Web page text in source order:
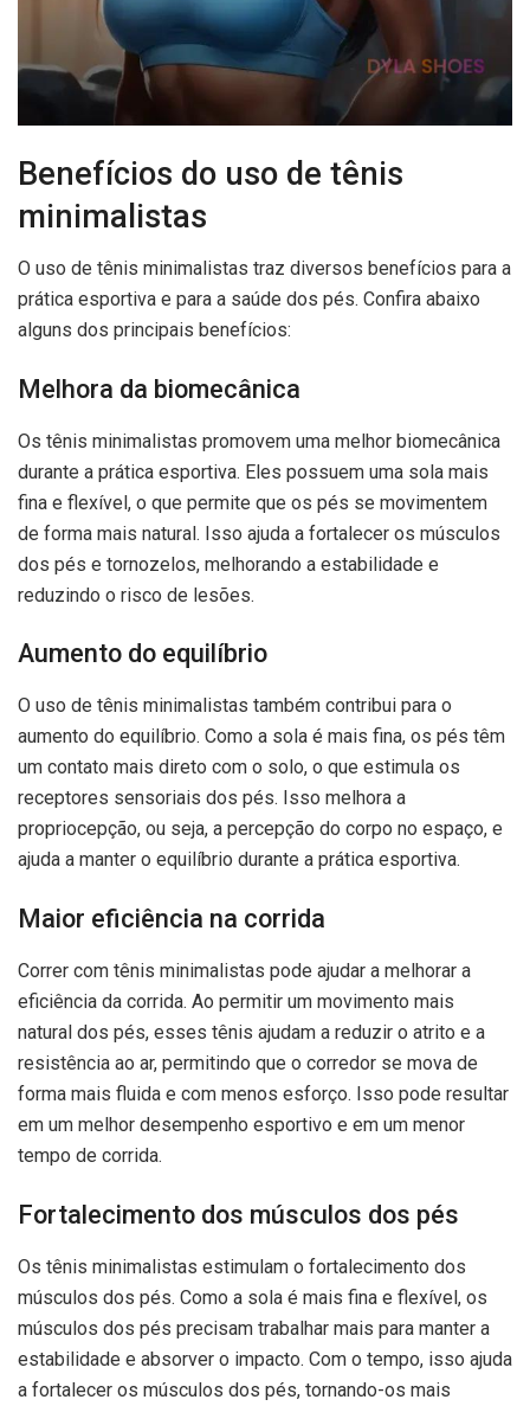
Benefícios do uso de tênis
minimalistas
O uso de tênis minimalistas traz diversos benefícios para a
prática esportiva e para a saúde dos pés. Confira abaixo
alguns dos principais benefícios:
Melhora da biomecânica
Os tênis minimalistas promovem uma melhor biomecânica
durante a prática esportiva. Eles possuem uma sola mais
fina e flexível, o que permite que os pés se movimentem
de forma mais natural. Isso ajuda a fortalecer os músculos
dos pés e tornozelos, melhorando a estabilidade e
reduzindo o risco de lesões.
Aumento do equilíbrio
O uso de tênis minimalistas também contribui para o
aumento do equilíbrio. Como a sola é mais fina, os pés têm
um contato mais direto com o solo, o que estimula os
receptores sensoriais dos pés. Isso melhora a
propriocepção, ou seja, a percepção do corpo no espaço, e
ajuda a manter o equilíbrio durante a prática esportiva.
Maior eficiência na corrida
Correr com tênis minimalistas pode ajudar a melhorar a
eficiência da corrida. Ao permitir um movimento mais
natural dos pés, esses tênis ajudam a reduzir o atrito e a
resistência ao ar, permitindo que o corredor se mova de
forma mais fluida e com menos esforço. Isso pode resultar
em um melhor desempenho esportivo e em um menor
tempo de corrida.
Fortalecimento dos músculos dos pés
Os tênis minimalistas estimulam o fortalecimento dos
músculos dos pés. Como a sola é mais fina e flexível, os
músculos dos pés precisam trabalhar mais para manter a
estabilidade e absorver o impacto. Com o tempo, isso ajuda
a fortalecer os músculos dos pés, tornando-os mais